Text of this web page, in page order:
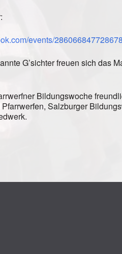
events/
G’sichter freuen sich das
Bildungswoche
Salzburger